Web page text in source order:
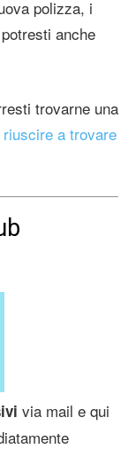
polizza, i
anche
trovarne una
a trovare
via mail e qui